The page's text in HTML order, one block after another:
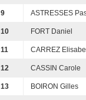
9 ASTRESSES
10 FORT Daniel
11 CARREZ
12 CASSIN Carole
13 BOIRON Gilles